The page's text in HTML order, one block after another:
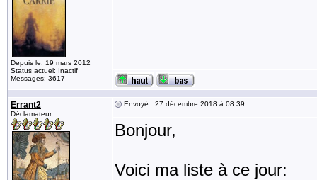
Depuis le: 19 mars 2012
Status actuel: Inactif
Messages: 3617
Errant2
Déclamateur
Envoyé : 27 décembre 2018 à 08:39
Bonjour,
Voici ma liste à ce jour: